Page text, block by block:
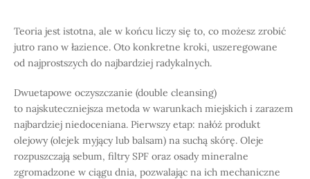
Teoria jest istotna, ale w końcu liczy się to, co możesz zrobić
jutro rano w łazience. Oto konkretne kroki, uszeregowane
od najprostszych do najbardziej radykalnych.
Dwuetapowe oczyszczanie (double cleansing)
to najskuteczniejsza metoda w warunkach miejskich i zarazem
najbardziej niedoceniana. Pierwszy etap: nałóż produkt
olejowy (olejek myjący lub balsam) na suchą skórę. Oleje
rozpuszczają sebum, filtry SPF oraz osady mineralne
zgromadzone w ciągu dnia, pozwalając na ich mechaniczne